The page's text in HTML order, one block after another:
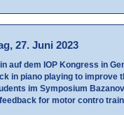
27. Juni 2023
auf dem IOP Kongress in
in piano playing to improve
im Symposium
for motor contro